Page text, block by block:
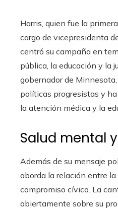
Harris, quien fue la
cargo de vicepresidenta
centró su campaña en
pública, la educación y la
gobernador de
políticas progresistas y
la atención médica y la
Salud mental
Además de su mensaje
aborda la relación entre
compromiso cívico. La
abiertamente sobre su